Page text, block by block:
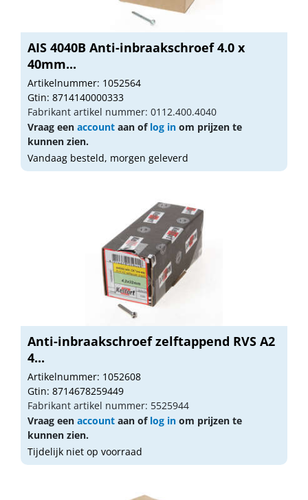
AIS 4040B Anti-inbraakschroef 4.0 x
40mm...
Artikelnummer: 1052564
Gtin: 8714140000333
Fabrikant artikel nummer: 0112.400.4040
Vraag een account aan of log in om prijzen te
kunnen zien.
Vandaag besteld, morgen geleverd
Anti-inbraakschroef zelftappend RVS A2
4...
Artikelnummer: 1052608
Gtin: 8714678259449
Fabrikant artikel nummer: 5525944
Vraag een account aan of log in om prijzen te
kunnen zien.
Tijdelijk niet op voorraad